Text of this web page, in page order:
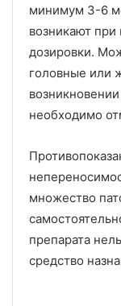
минимум 3-6
возникают
дозировки.
головные или
необходимо
множество
препарата
средство